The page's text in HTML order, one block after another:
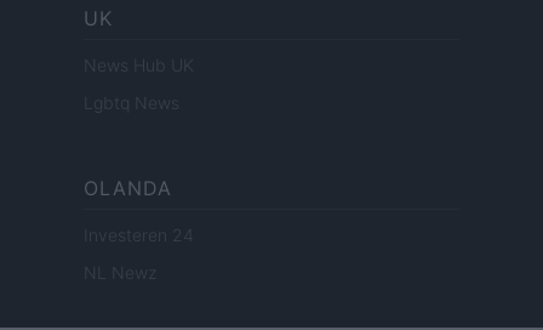
UK
News Hub UK
Lgbtq News
OLANDA
Investeren 24
NL Newz